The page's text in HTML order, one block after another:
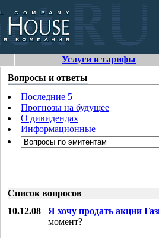
Услуги и тарифы
Вопросы и ответы
Последние 5
Прогнозы на будущее
О дивидендах
Информационные
Список вопросов
10.12.08 Я хочу продать акции
момент?